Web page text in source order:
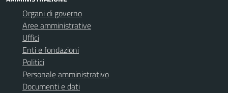
Organi di governo
Aree amministrative
Uffici
Enti e fondazioni
Politici
Personale amministrativo
Documenti e dati